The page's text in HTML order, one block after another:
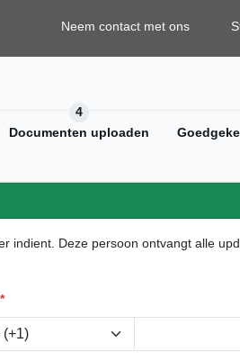
Neem contact met ons
Documenten uploaden
indient. Deze persoon ontvangt alle
*